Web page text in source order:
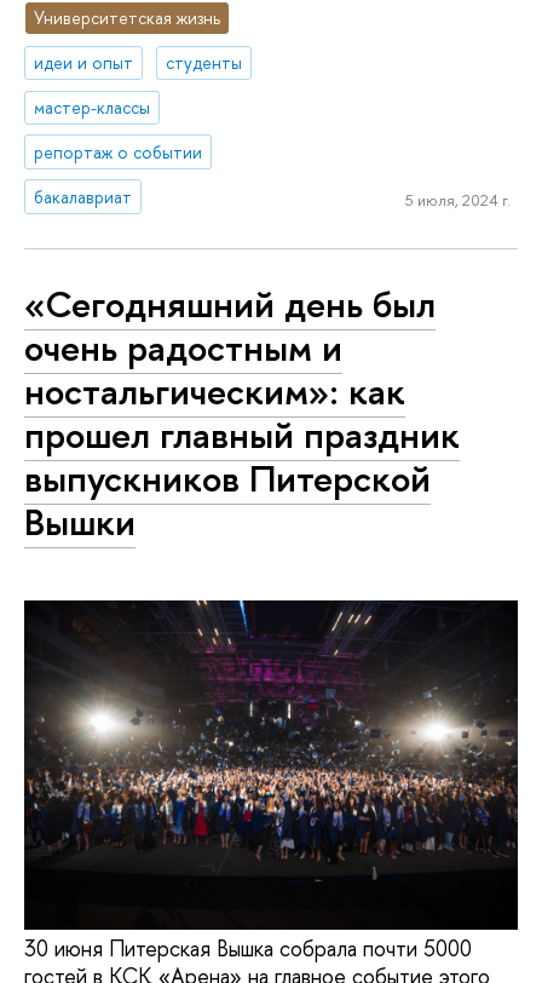
Университетская жизнь
идеи и опыт
студенты
мастер-классы
репортаж о событии
бакалавриат
5 июля, 2024 г.
«Сегодняшний день был
очень радостным и
ностальгическим»: как
прошел главный праздник
выпускников Питерской
Вышки
30 июня Питерская Вышка собрала почти 5000
гостей в КСК «Арена» на главное событие этого